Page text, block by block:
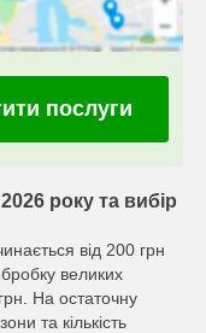
послуги
року та вибір
від 200 грн
великих
На остаточну
та кількість